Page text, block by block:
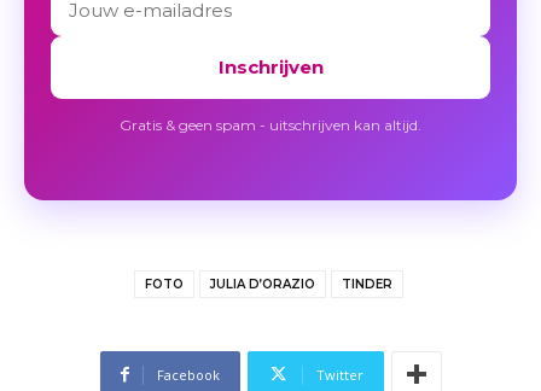
Inschrijven
Gratis & geen spam - uitschrijven kan altijd.
FOTO JULIA D’ORAZIO TINDER
Facebook Twitter